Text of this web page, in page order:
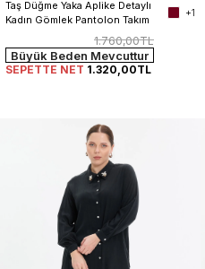
Taş Düğme Yaka Aplike Detaylı
Kadın Gömlek Pantolon Takım
+1
1.760,00TL
Büyük Beden Mevcuttur
SEPETTE NET 1.320,00TL